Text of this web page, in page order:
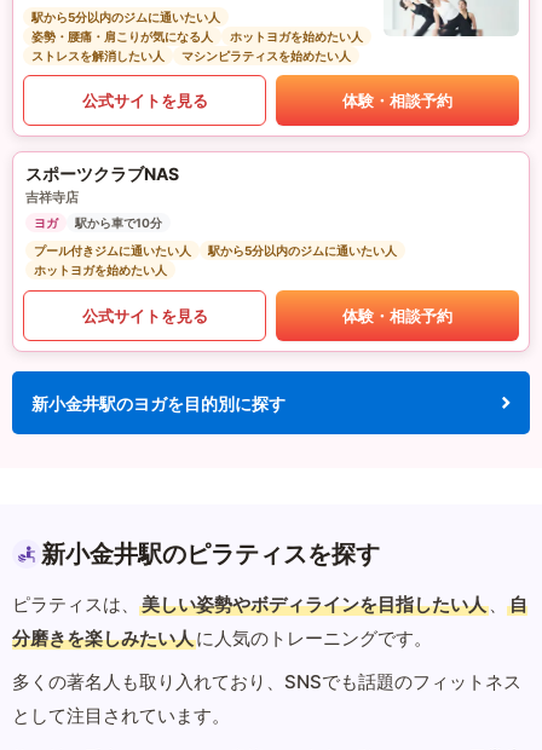
駅から5分以内のジムに通いたい人
姿勢・腰痛・肩こりが気になる人
ホットヨガを始めたい人
ストレスを解消したい人
マシンピラティスを始めたい人
公式サイトを見る 体験・相談予約
スポーツクラブNAS
吉祥寺店
ヨガ
駅から車で10分
プール付きジムに通いたい人
駅から5分以内のジムに通いたい人
ホットヨガを始めたい人
公式サイトを見る 体験・相談予約
新小金井駅のヨガを目的別に探す
新小金井駅のピラティスを探す
ピラティスは、 美しい姿勢やボディラインを目指したい人 、
自
分磨きを楽しみたい人に人気のトレーニングです。
多くの著名人も取り入れており、SNSでも話題のフィットネス
として注目されています。